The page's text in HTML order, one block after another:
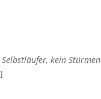
kein Stürmen